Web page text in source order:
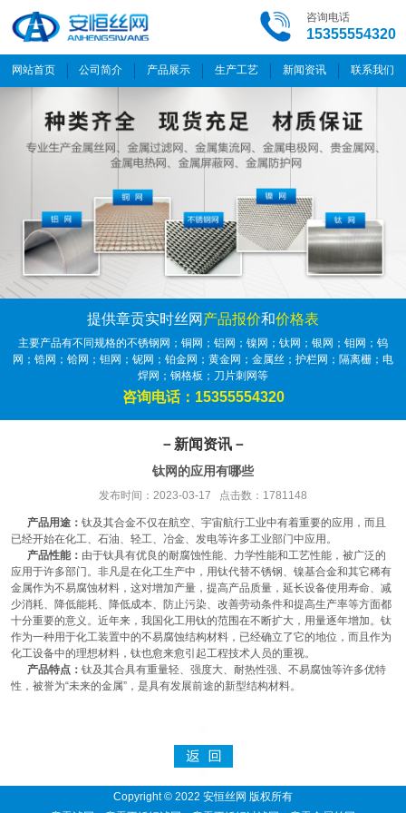
咨询电话
15355554320
网站首页 公司简介 产品展示 生产工艺 新闻资讯 联系我们
提供章贡实时丝网 产品报价和价格表
主要产品有不同规格的不锈钢网；铜网；铝网；镍网；钛网；银网；钼网；钨
网；锆网；铪网；钽网；铌网；铂金网；黄金网；金属丝；护栏网；隔离栅；电
焊网；钢格板；刀片刺网等
咨询电话：15355554320
－新闻资讯－
钛网的应用有哪些
发布时间：2023-03-17 点击数：1781148
产品用途： 钛及其合金不仅在航空、宇宙航行工业中有着重要的应用，而且
已经开始在化工、石油、轻工、冶金、发电等许多工业部门中应用。
产品性能： 由于钛具有优良的耐腐蚀性能、力学性能和工艺性能，被广泛的
应用于许多部门。非凡是在化工生产中，用钛代替不锈钢、镍基合金和其它稀有
金属作为不易腐蚀材料，这对增加产量，提高产品质量，延长设备使用寿命、减
少消耗、降低能耗、降低成本、防止污染、改善劳动条件和提高生产率等方面都
十分重要的意义。近年来，我国化工用钛的范围在不断扩大，用量逐年增加。钛
作为一种用于化工装置中的不易腐蚀结构材料，已经确立了它的地位，而且作为
化工设备中的理想材料，钛也愈来愈引起工程技术人员的重视。
产品特点： 钛及其合具有重量轻、强度大、耐热性强、不易腐蚀等许多优特
性，被誉为“未来的金属”，是具有发展前途的新型结构材料。
Copyright © 2022 安恒丝网 版权所有